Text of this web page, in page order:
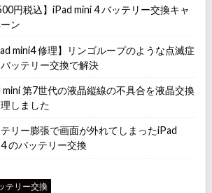
円税込】iPad mini 4 バッテリー交換キャ
ン
mini4 修理】リンゴループのような点滅症
ッテリー交換で解決
mini 第7世代の液晶縦線の不具合を液晶交換
しました
リー膨張で画面が外れてしまったiPad
のバッテリー交換
テリー交換